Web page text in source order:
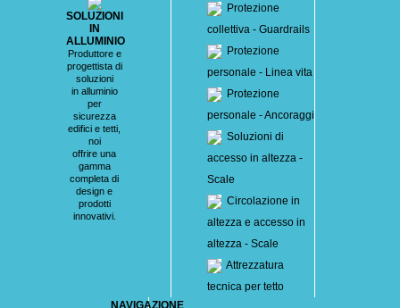
SOLUZIONI
IN
ALLUMINIO
Produttore e
progettista di
soluzioni
in alluminio
per
sicurezza
edifici e tetti,
noi
offrire una
gamma
completa di
design e
prodotti
innovativi.
Protezione
collettiva - Guardrails
Protezione
personale - Linea vita
Protezione
personale - Ancoraggi
Soluzioni di
accesso in altezza -
Scale
Circolazione in
altezza e accesso in
altezza - Scale
Attrezzatura
tecnica per tetto
NAVIGAZIONE